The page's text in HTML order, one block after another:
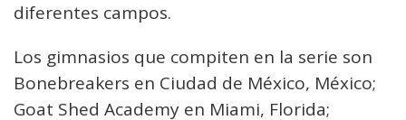
diferentes campos.
Los gimnasios que compiten en la serie son
Bonebreakers en Ciudad de México, México;
Goat Shed Academy en Miami, Florida;